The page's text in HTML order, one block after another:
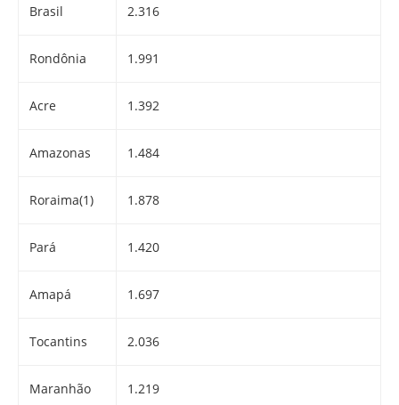
Brasil 2.316
Rondônia 1.991
Acre 1.392
Amazonas 1.484
Roraima(1) 1.878
Pará 1.420
Amapá 1.697
Tocantins 2.036
Maranhão 1.219